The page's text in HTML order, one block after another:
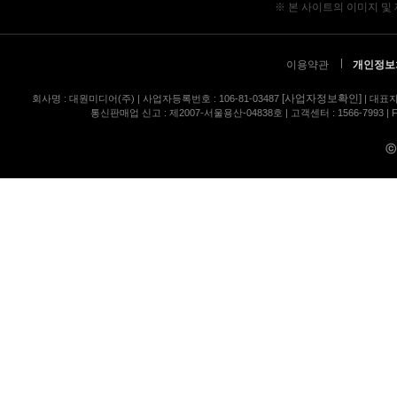
※ 본 사이트의 이미지 및
이용약관 개인정
회사명 : 대원미디어(주) | 사업자등록번호 : 106-81-03487 [사업자정보확인] | 대표
통신판매업 신고 : 제2007-서울용산-04838호 | 고객센터 : 1566-7993